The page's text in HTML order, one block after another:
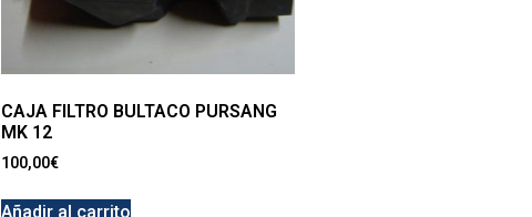
CAJA FILTRO BULTACO PURSANG
MK 12
100,00€
Añadir al carrito